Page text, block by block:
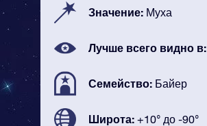
Значение: Муха
Лучше всего видно в:
Семейство: Байер
Широта: +10° до -90°